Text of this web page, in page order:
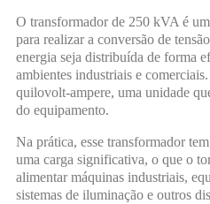
O transformador de 250 kVA é
para realizar a conversão de
energia seja distribuída de forma
ambientes industriais e
quilovolt-ampere, uma unidade
do equipamento.
Na prática, esse transformador
uma carga significativa, o que o
alimentar máquinas industriais,
sistemas de iluminação e outros